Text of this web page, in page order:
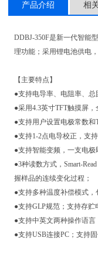
产品介绍 相
DDBJ-350F是新一代智能
理功能；采用锂电池供电
【主要特点】
●支持电导率、电阻率、
●采用4.3英寸TFT触摸屏
●支持用户设置电极常数和
●支持1-2点电导校正，支
●支持智能变频，一支电极
●3种读数方式，Smart-
握样品的连续变化过程；
●支持多种温度补偿模式
●支持GLP规范；支持存
●支持中英文两种操作语
●支持USB连接PC；支持